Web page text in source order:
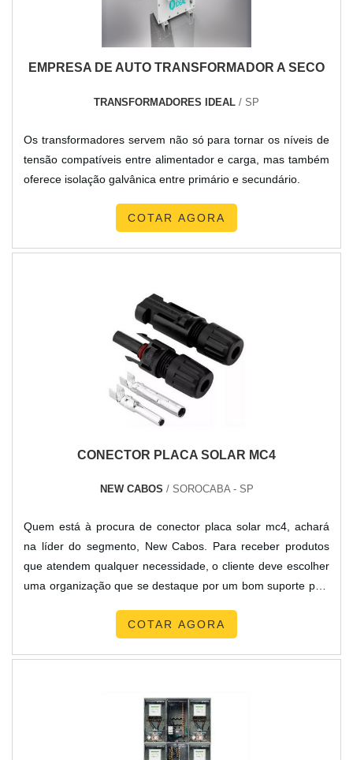
EMPRESA DE AUTO TRANSFORMADOR A SECO
TRANSFORMADORES IDEAL / SP
Os transformadores servem não só para tornar os níveis de
tensão compatíveis entre alimentador e carga, mas também
oferece isolação galvânica entre primário e secundário.
COTAR AGORA
CONECTOR PLACA SOLAR MC4
NEW CABOS / SOROCABA - SP
Quem está à procura de conector placa solar mc4, achará
na líder do segmento, New Cabos. Para receber produtos
que atendem qualquer necessidade, o cliente deve escolher
uma organização que se destaque por um bom suporte pré-
SOBRE CONECTOR PLACA SOLAR MC4Quem quer
visando sempre a qualidade final para a fidelização do
cliente.Ainda focando em conector placa solar mc4, deve-se
descartar empresas que não tenham produtos e serviços
COTAR AGORA